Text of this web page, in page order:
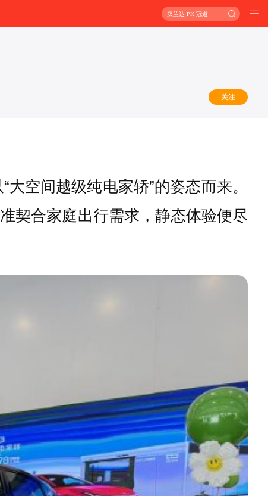
汉兰达 PK 冠道
关注
“大空间越级纯电家轿”的姿态而来。
契合家庭出行需求，静态体验便尽